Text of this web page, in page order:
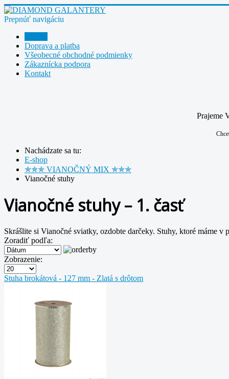
Prepnúť navigáciu
Doprava a platba
Všeobecné obchodné podmienky
Zákaznícka podpora
Kontakt
Prajeme
Nachádzate sa tu:
E-shop
✯✯✯ VIANOČNÝ MIX ✯✯✯
Vianočné stuhy
Vianočné stuhy – 1. časť
Skrášlite si Vianočné sviatky, ozdobte darčeky. Stuhy, ktoré máme v
Zoradiť podľa:
Zobrazenie:
Stuha brokátová - 127 mm - Zlatá s drôtom